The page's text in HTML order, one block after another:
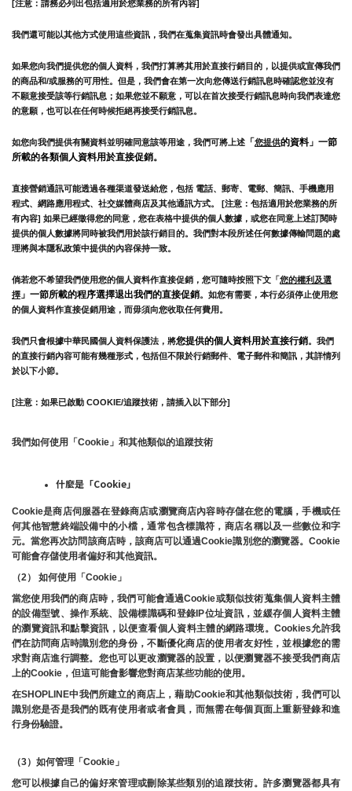
[注意：請務必列出包括適用於您業務的所有內容]
我們還可能以其他方式使用這些資訊，我們在蒐集資訊時會發出具體通知。
如果您向我們提供您的個人資料，我們打算將其用於直接行銷目的，以提供或宣傳我們
的商品和/或服務的可用性。但是，我們會在第一次向您傳送行銷訊息時確認您並沒有
不願意接受該等行銷訊息；如果您並不願意，可以在首次接受行銷訊息時向我們表達您
的意願，也可以在任何時候拒絕再接受行銷訊息。
如您向我們提供有關資料並明確同意該等用途，我們可將上述 「 您提供的資料」一節
所載的各類個人資料用於直接促銷。
直接營銷通訊可能透過各種渠道發送給您，包括 電話、郵寄、電郵、簡訊、手機應用
程式、網路應用程式、社交媒體商店及其他通訊方式。 [注意：包括適用於您業務的所
有內容] 如果已經徵得您的同意，您在表格中提供的個人數據，或您在同意上述訂閱時
提供的個人數據將同時被我們用於該行銷目的。我們對本段所述任何數據傳輸問題的處
理將與本隱私政策中提供的內容保持一致。
倘若您不希望我們使用您的個人資料作直接促銷，您可隨時按照下文「 您的權利及選
擇 」一節所載的程序選擇退出我們的直接促銷。如您有需要，本行必須停止使用您
的個人資料作直接促銷用途，而毋須向您收取任何費用。
我們只會根據中華民國個人資料保護法，將您提供的個人資料用於直接行銷。我們
的直接行銷內容可能有幾種形式，包括但不限於行銷郵件、電子郵件和簡訊，其詳情列
於以下小節。
[注意：如果已啟動 COOKIE/追蹤技術，請插入以下部分]
我們如何使用「Cookie」和其他類似的追蹤技術
什麼是「Cookie」
Cookie是商店伺服器在登錄商店或瀏覽商店內容時存儲在您的電腦，手機或任
何其他智慧終端設備中的小檔，通常包含標識符，商店名稱以及一些數位和字
元。當您再次訪問該商店時，該商店可以通過Cookie識別您的瀏覽器。Cookie
可能會存儲使用者偏好和其他資訊。
（2） 如何使用「Cookie」
當您使用我們的商店時，我們可能會通過Cookie或類似技術蒐集個人資料主體
的設備型號、操作系統、設備標識碼和登錄IP位址資訊，並緩存個人資料主體
的瀏覽資訊和點擊資訊，以便查看個人資料主體的網路環境。Cookies允許我
們在訪問商店時識別您的身份，不斷優化商店的使用者友好性，並根據您的需
求對商店進行調整。您也可以更改瀏覽器的設置，以便瀏覽器不接受我們商店
上的Cookie，但這可能會影響您對商店某些功能的使用。
在SHOPLINE中我們所建立的商店上，藉助Cookie和其他類似技術，我們可以
識別您是否是我們的既有使用者或者會員，而無需在每個頁面上重新登錄和進
行身份驗證。
（3）如何管理「Cookie」
您可以根據自己的偏好來管理或刪除某些類別的追蹤技術。許多瀏覽器都具有